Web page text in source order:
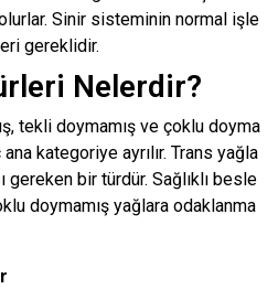
Sinir sisteminin normal işle
gereklidir.
Nelerdir?
tekli doymamış ve çoklu doyma
kategoriye ayrılır. Trans yağla
gereken bir türdür. Sağlıklı besle
doymamış yağlara odaklanma